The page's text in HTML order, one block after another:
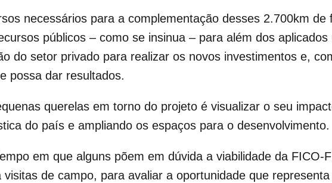
necessários para a complementação desses 2.700km de
públicos – como se insinua – para além dos
do setor privado para realizar os novos investimentos e,
possa dar resultados.
querelas em torno do projeto é visualizar o seu
do país e ampliando os espaços para o desenvolvimento.
em que alguns põem em dúvida a viabilidade da FICO-
de campo, para avaliar a oportunidade que